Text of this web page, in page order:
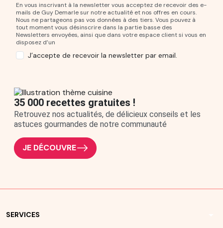
En vous inscrivant à la newsletter vous acceptez de recevoir des e-
mails de Guy Demarle sur notre actualité et nos offres en cours.
Nous ne partageons pas vos données à des tiers. Vous pouvez à
tout moment vous désinscrire dans la partie basse des
Newsletters envoyées, ainsi que dans votre espace client si vous en
disposez d’un
J’accepte de recevoir la newsletter par email.
35 000 recettes gratuites !
Retrouvez nos actualités, de délicieux conseils et les
astuces gourmandes de notre communauté
JE DÉCOUVRE
SERVICES